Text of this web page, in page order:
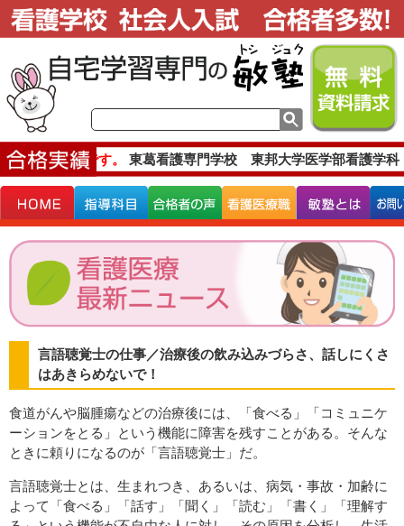
な合格実績です。 東葛看護専門学校 東邦大学医学部看護学
言語聴覚士の仕事／治療後の飲み込みづらさ、話しにくさ
はあきらめないで！
食道がんや脳腫瘍などの治療後には、「食べる」「コミュニケ
ーションをとる」という機能に障害を残すことがある。そんな
ときに頼りになるのが「言語聴覚士」だ。
言語聴覚士とは、生まれつき、あるいは、病気・事故・加齢に
よって「食べる」「話す」「聞く」「読む」「書く」「理解す